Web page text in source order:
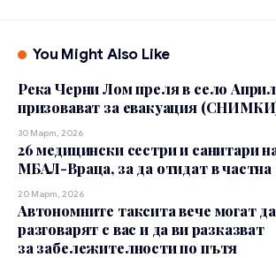
You Might Also Like
Река Черни Лом преля в село
призовават за евакуация
30 Март, 2026
26 медицински сестри и санитари
МБАЛ-Враца, за да отидат в
20 Март, 2026
Автономните таксита вече могат да
разговарят с вас и да ви разказват
за забележителности по пътя